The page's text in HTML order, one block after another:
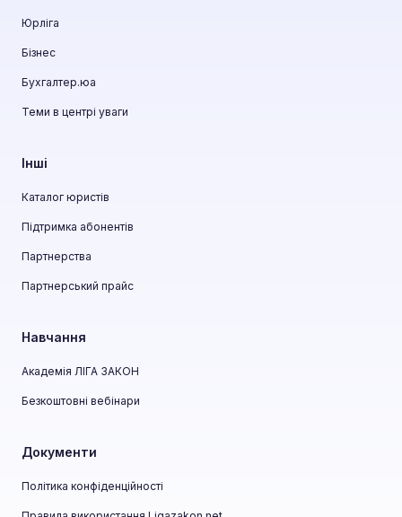
Юрліга
Бізнес
Бухгалтер.юа
Теми в центрі уваги
Інші
Каталог юристів
Підтримка абонентів
Партнерства
Партнерський прайс
Навчання
Академія ЛІГА ЗАКОН
Безкоштовні вебінари
Документи
Політика конфіденційності